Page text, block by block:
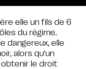
elle un fils de 6
du régime.
dangereux, elle
alors qu’un
le droit